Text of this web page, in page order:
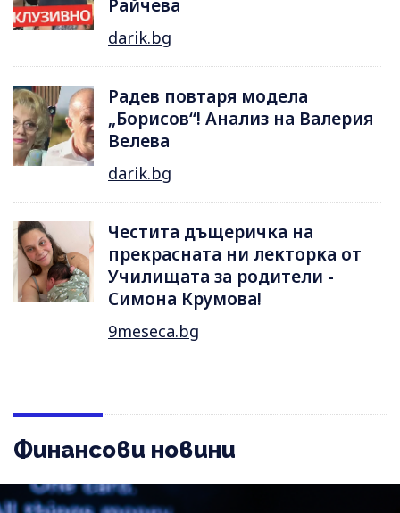
Райчева
darik.bg
Радев повтаря модела
„Борисов“! Анализ на Валерия
Велева
darik.bg
Честита дъщеричка на
прекрасната ни лекторка от
Училищата за родители -
Симона Крумова!
9meseca.bg
Финансови новини